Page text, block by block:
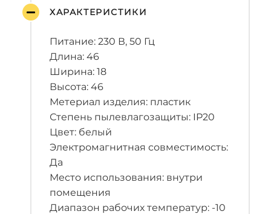
ХАРАКТЕРИСТИКИ
Питание: 230 В, 50 Гц
Длина: 46
Ширина: 18
Высота: 46
Метериал изделия: пластик
Степень пылевлагозащиты: IP20
Цвет: белый
Электромагнитная совместимость:
Да
Место использования: внутри
помещения
Диапазон рабочих температур: -10